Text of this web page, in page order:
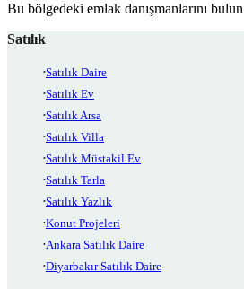
Bu bölgedeki emlak danışmanlarını bulun
Satılık
Satılık Daire
Satılık Ev
Satılık Arsa
Satılık Villa
Satılık Müstakil Ev
Satılık Tarla
Satılık Yazlık
Konut Projeleri
Ankara Satılık Daire
Diyarbakır Satılık Daire